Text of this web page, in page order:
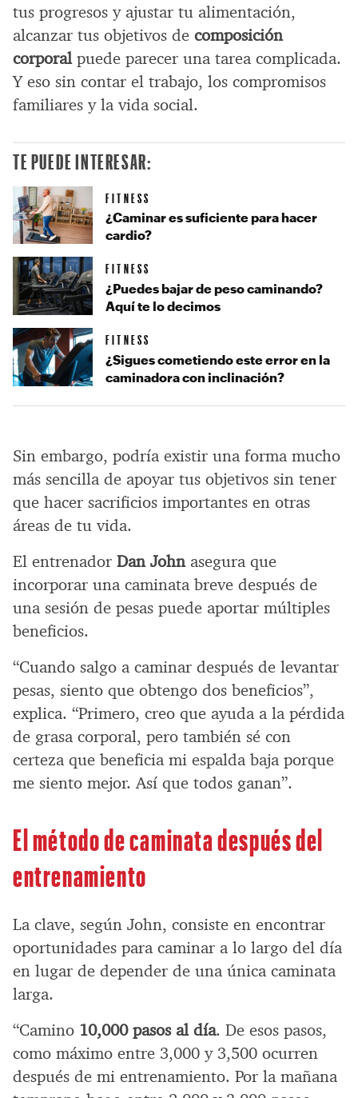
tus progresos y ajustar tu alimentación,
alcanzar tus objetivos de composición
corporalpuede parecer una tarea complicada.
Y eso sin contar el trabajo, los compromisos
familiares y la vida social.
Sin embargo, podría existir una forma mucho
más sencilla de apoyar tus objetivos sin tener
que hacer sacrificios importantes en otras
áreas de tu vida.
El entrenador Dan Johnasegura que
incorporar una caminata breve después de
una sesión de pesas puede aportar múltiples
beneficios.
“Cuando salgo a caminar después de levantar
pesas, siento que obtengo dos beneficios”,
explica. “Primero, creo que ayuda a la pérdida
de grasa corporal, pero también sé con
certeza que beneficia mi espalda baja porque
me siento mejor. Así que todos ganan”.
El método de caminata después del
entrenamiento
La clave, según John, consiste en encontrar
oportunidades para caminar a lo largo del día
en lugar de depender de una única caminata
larga.
“Camino 10,000 pasos al día. De esos pasos,
como máximo entre 3,000 y 3,500 ocurren
después de mi entrenamiento. Por la mañana
TE PUEDE INTERESAR:
FITNESS
¿Caminar es suficiente para hacer
cardio?
FITNESS
¿Puedes bajar de peso caminando?
Aquí te lo decimos
FITNESS
¿Sigues cometiendo este error en la
caminadora con inclinación?